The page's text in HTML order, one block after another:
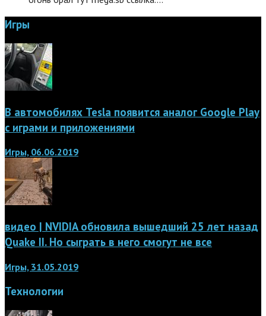
Игры
В автомобилях Tesla появится аналог Google Play
с играми и приложениями
Игры, 06.06.2019
видео | NVIDIA обновила вышедший 25 лет назад
Quake II. Но сыграть в него смогут не все
Игры, 31.05.2019
Технологии